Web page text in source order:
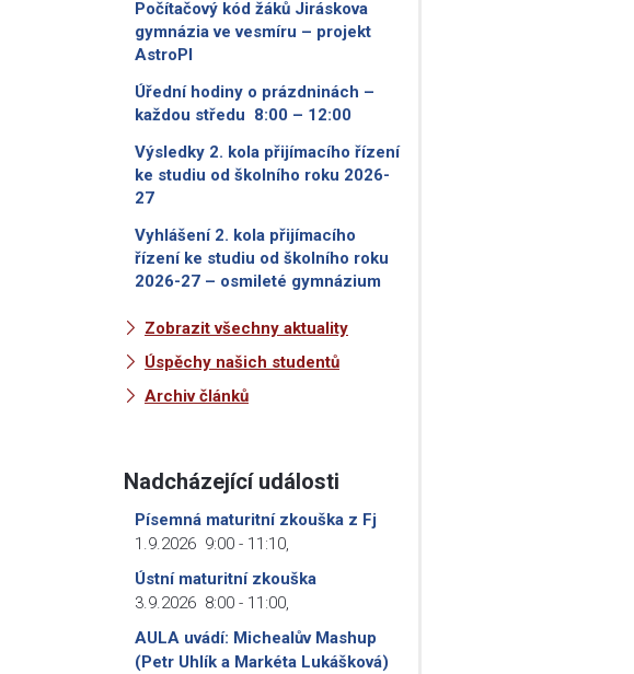
Počítačový kód žáků Jiráskova
gymnázia ve vesmíru – projekt
AstroPI
Úřední hodiny o prázdninách –
každou středu 8:00 – 12:00
Výsledky 2. kola přijímacího řízení
ke studiu od školního roku 2026-
27
Vyhlášení 2. kola přijímacího
řízení ke studiu od školního roku
2026-27 – osmileté gymnázium
Zobrazit všechny aktuality
Úspěchy našich studentů
Archiv článků
Nadcházející události
Písemná maturitní zkouška z Fj
1.9.2026 9:00 - 11:10
Ústní maturitní zkouška
3.9.2026 8:00 - 11:00
AULA uvádí: Michealův Mashup
(Petr Uhlík a Markéta Lukášková)